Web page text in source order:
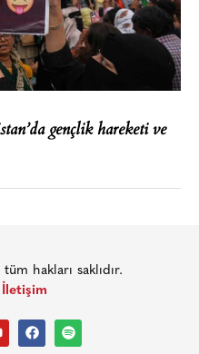
gençlik hareketi ve
hakları saklıdır.
İletişim